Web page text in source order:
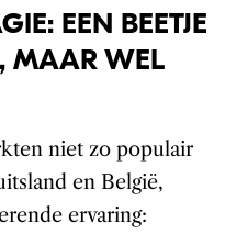
EEN BEETJE
MAAR WEL
niet zo populair
en België,
ervaring: